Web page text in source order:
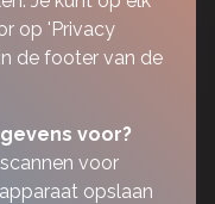
op 'Privacy
de footer van de
voor?
voor
opslaan